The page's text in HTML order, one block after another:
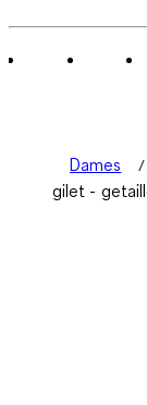
Dames
gilet -